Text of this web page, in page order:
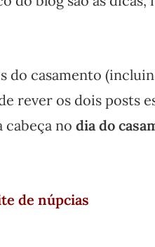
do casamento
rever os dois posts
cabeça no dia do
de núpcias